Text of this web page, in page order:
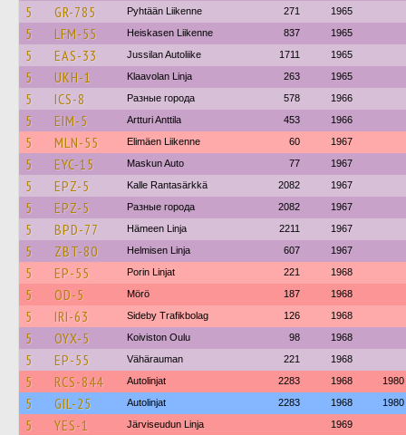
5 GR-785 Pyhtään Liikenne 271 1965
5 LFM-55 Heiskasen Liikenne 837 1965
5 EAS-33 Jussilan Autoliike 1711 1965
5 UKH-1 Klaavolan Linja 263 1965
5 ICS-8 Разные города 578 1966
5 EIM-5 Artturi Anttila 453 1966
5 MLN-55 Elimäen Liikenne 60 1967
5 EYC-15 Maskun Auto 77 1967
5 EPZ-5 Kalle Rantasärkkä 2082 1967
5 EPZ-5 Разные города 2082 1967
5 BPD-77 Hämeen Linja 2211 1967
5 ZBT-80 Helmisen Linja 607 1967
5 EP-55 Porin Linjat 221 1968
5 OD-5 Mörö 187 1968
5 IRI-63 Sideby Trafikbolag 126 1968
5 OYX-5 Koiviston Oulu 98 1968
5 EP-55 Vähärauman 221 1968
5 RCS-844 Autolinjat 2283 1968 1980
5 GIL-25 Autolinjat 2283 1968 1980
5 YES-1 Järviseudun Linja 1969